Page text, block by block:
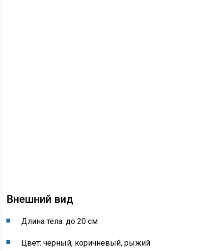
Внешний вид
Длина тела: до 20 см
Цвет: черный, коричневый, рыжий